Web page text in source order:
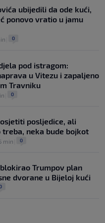
ubijedili da ode kući,
ponovo vratio u jamu
0
pod istragom:
u Vitezu i zapaljeno
Travniku
0
posljedice, ali
treba, neka bude bojkot
min 0
Trumpov plan
dvorane u Bijeloj kući